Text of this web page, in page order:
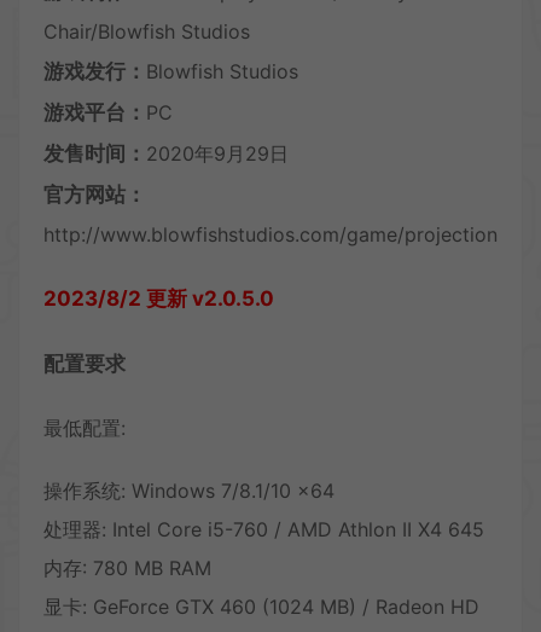
Chair/Blowfish Studios
游戏发行： Blowfish Studios
游戏平台： PC
发售时间： 2020年9月29日
官方网站：
http://www.blowfishstudios.com/game/projection
2023/8/2 更新 v2.0.5.0
配置要求
最低配置:
操作系统: Windows 7/8.1/10 x64
处理器: Intel Core i5-760 / AMD Athlon II X4 645
内存: 780 MB RAM
显卡: GeForce GTX 460 (1024 MB) / Radeon HD